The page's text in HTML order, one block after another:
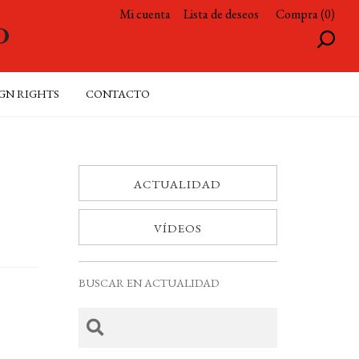
Mi cuenta Lista de deseos Compra (0)
RIGHTS CONTACTO
ACTUALIDAD
VÍDEOS
BUSCAR EN ACTUALIDAD